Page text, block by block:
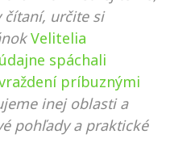
čítaní, určite si
Velitelia
spáchali
príbuznými
inej oblasti a
pohľady a praktické